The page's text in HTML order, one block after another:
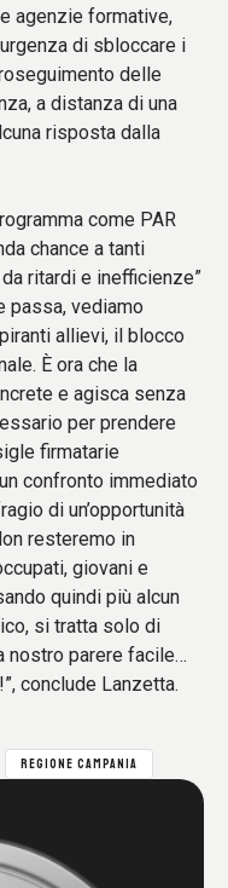
agenzie formative,
di sbloccare i
delle
a distanza di una
risposta dalla
come PAR
chance a tanti
ritardi e inefficienze”
passa, vediamo
allievi, il blocco
È ora che la
e agisca senza
per prendere
firmatarie
confronto immediato
di un’opportunità
resteremo in
giovani e
quindi più alcun
si tratta solo di
nostro parere facile…
conclude Lanzetta.
REGIONE CAMPANIA